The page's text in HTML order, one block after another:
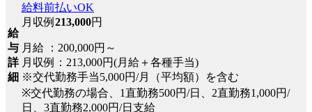
給
与
詳
細
給料前払いOK
月収例 213,000円
月給 ：200,000円～
月収例：213,000円(月給＋各種手当)
※交代勤務手当5,000円/月（平均額）を含む
※交代勤務の場合、1直勤務500円/日、2直勤務1,000円/
日、3直勤務2,000円/日支給